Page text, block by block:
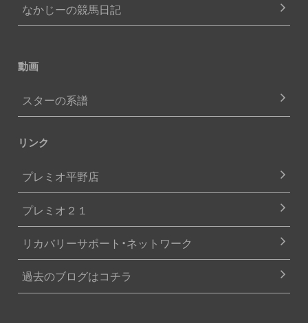
なかじーの競馬日記
動画
スターの系譜
リンク
プレミオ平野店
プレミオ２１
リカバリーサポート・ネットワーク
過去のブログはコチラ